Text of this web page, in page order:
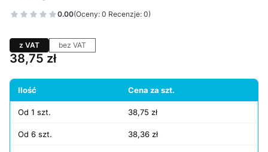
0.00(Oceny: 0 Recenzje: 0)
z VAT bez VAT
Cena
38,75 zł
Ilość Cena za szt.
Od 1 szt. 38,75 zł
Od 6 szt. 38,36 zł